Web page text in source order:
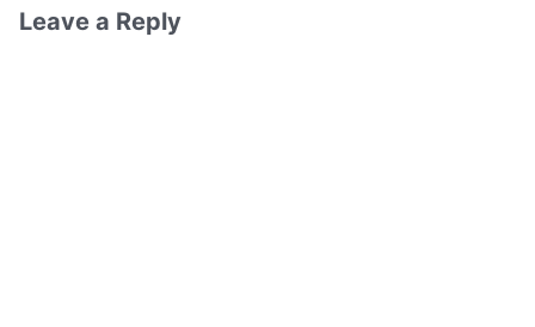
Leave a Reply